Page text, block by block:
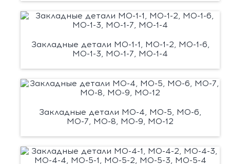
Закладные детали М0-1-1, М0-1-2, М0-1-6,
М0-1-3, М0-1-7, М0-1-4
Закладные детали М0-4, М0-5, М0-6,
М0-7, М0-8, М0-9, М0-12